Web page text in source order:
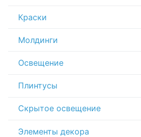
Краски
Молдинги
Освещение
Плинтусы
Скрытое освещение
Элементы декора